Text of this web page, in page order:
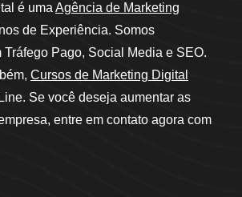
é uma Agência de Marketing
de Experiência. Somos
Pago, Social Media e SEO.
Cursos de Marketing Digital
Se você deseja aumentar as
entre em contato agora com